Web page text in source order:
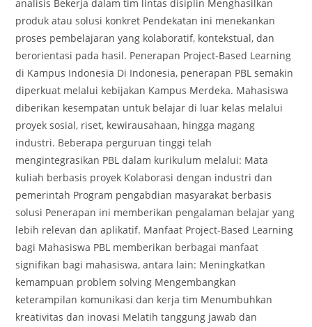
analisis Bekerja dalam tim lintas disiplin Menghasilkan
produk atau solusi konkret Pendekatan ini menekankan
proses pembelajaran yang kolaboratif, kontekstual, dan
berorientasi pada hasil. Penerapan Project-Based Learning
di Kampus Indonesia Di Indonesia, penerapan PBL semakin
diperkuat melalui kebijakan Kampus Merdeka. Mahasiswa
diberikan kesempatan untuk belajar di luar kelas melalui
proyek sosial, riset, kewirausahaan, hingga magang
industri. Beberapa perguruan tinggi telah
mengintegrasikan PBL dalam kurikulum melalui: Mata
kuliah berbasis proyek Kolaborasi dengan industri dan
pemerintah Program pengabdian masyarakat berbasis
solusi Penerapan ini memberikan pengalaman belajar yang
lebih relevan dan aplikatif. Manfaat Project-Based Learning
bagi Mahasiswa PBL memberikan berbagai manfaat
signifikan bagi mahasiswa, antara lain: Meningkatkan
kemampuan problem solving Mengembangkan
keterampilan komunikasi dan kerja tim Menumbuhkan
kreativitas dan inovasi Melatih tanggung jawab dan